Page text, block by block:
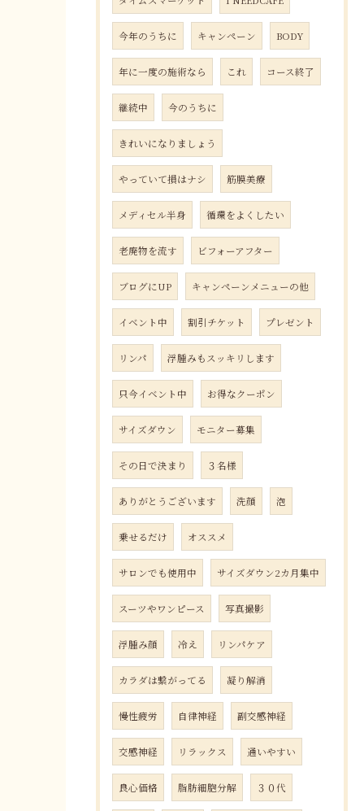
今年のうちに キャンペーン BODY
年に一度の施術なら これ コース終了
継続中 今のうちに
きれいになりましょう
やっていて損はナシ 筋膜美療
メディセル半身 循環をよくしたい
老廃物を流す ビフォーアフター
ブログにUP キャンペーンメニューの他
イベント中 割引チケット プレゼント
リンパ 浮腫みもスッキリします
只今イベント中 お得なクーポン
サイズダウン モニター募集
その日で決まり ３名様
ありがとうございます 洗顔 泡
乗せるだけ オススメ
サロンでも使用中 サイズダウン2カ月集中
スーツやワンピース 写真撮影
浮腫み顔 冷え リンパケア
カラダは繋がってる 凝り解消
慢性疲労 自律神経 副交感神経
交感神経 リラックス 通いやすい
良心価格 脂肪細胞分解 ３０代